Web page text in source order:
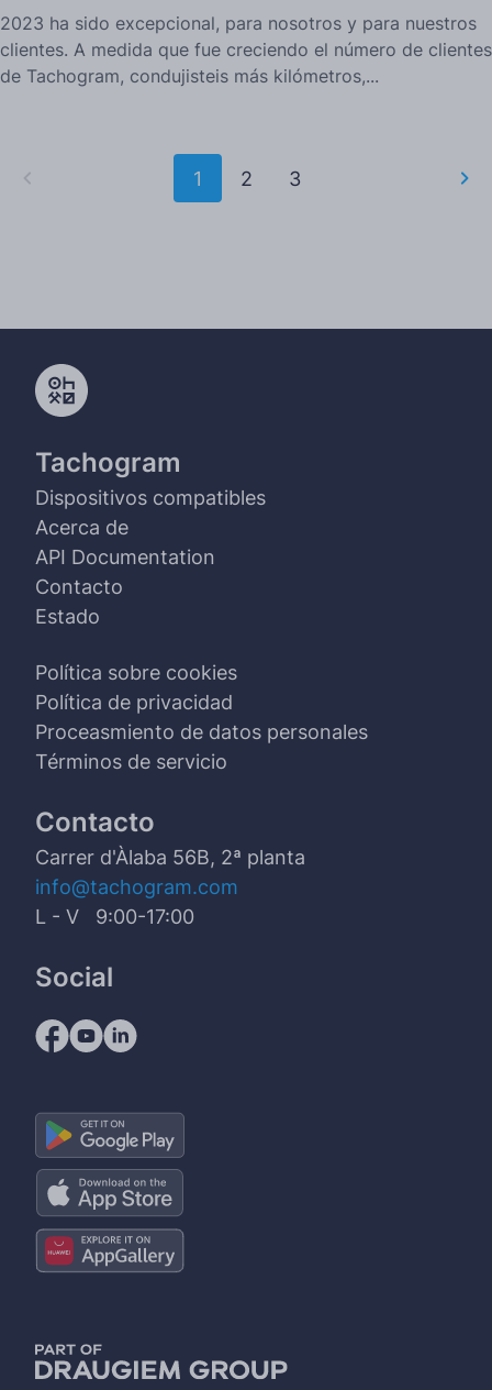
2023 ha sido excepcional, para nosotros y para nuestros
clientes. A medida que fue creciendo el número de clientes
de Tachogram, condujisteis más kilómetros,...
1 2 3
Tachogram
Dispositivos compatibles
Acerca de
API Documentation
Contacto
Estado
Política sobre cookies
Política de privacidad
Proceasmiento de datos personales
Términos de servicio
Contacto
Carrer d'Àlaba 56B, 2ª planta
info@tachogram.com
L - V 9:00-17:00
Social